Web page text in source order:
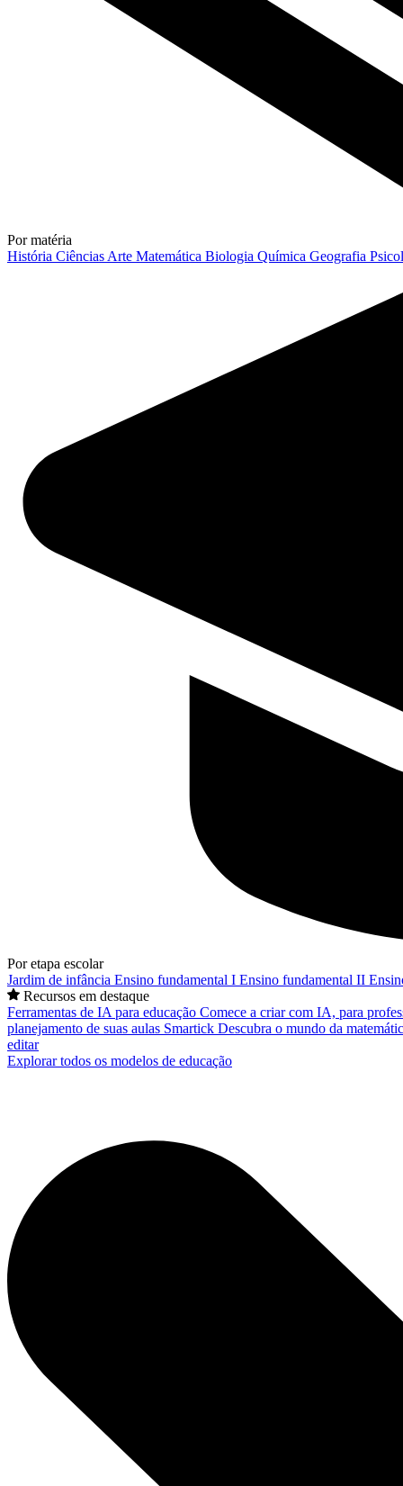
Por matéria
História Ciências Arte Matemática Biologia Química Geografia
Por etapa escolar
Jardim de infância Ensino fundamental I Ensino fundamental II
Recursos em destaque
Ferramentas de IA para educação Comece a criar com IA, para
planejamento de suas aulas Smartick Descubra o mundo da
editar
Explorar todos os modelos de educação